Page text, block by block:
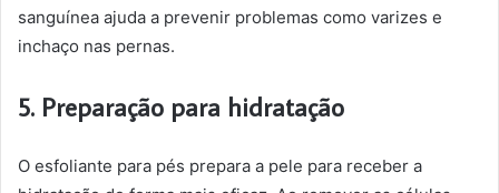
sanguínea ajuda a prevenir problemas como varizes e
inchaço nas pernas.
5. Preparação para hidratação
O esfoliante para pés prepara a pele para receber a